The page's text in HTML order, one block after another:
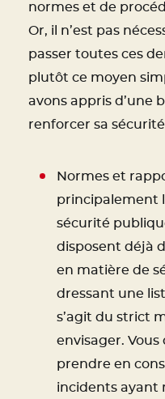
normes et de
Or, il n’est pas
passer toutes ces
plutôt ce moyen
avons appris d’une
renforcer sa
Normes et
principalement
sécurité
disposent déjà
en matière de
dressant une
s’agit du strict
envisager.
prendre en
incidents ayant